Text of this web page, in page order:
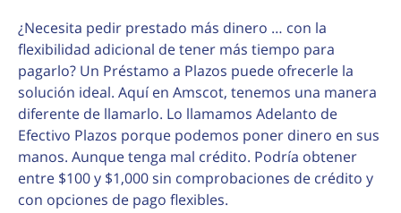
¿Necesita pedir prestado más dinero … con la
flexibilidad adicional de tener más tiempo para
pagarlo? Un Préstamo a Plazos puede ofrecerle la
solución ideal. Aquí en Amscot, tenemos una manera
diferente de llamarlo. Lo llamamos Adelanto de
Efectivo Plazos porque podemos poner dinero en sus
manos. Aunque tenga mal crédito. Podría obtener
entre $100 y $1,000 sin comprobaciones de crédito y
con opciones de pago flexibles.